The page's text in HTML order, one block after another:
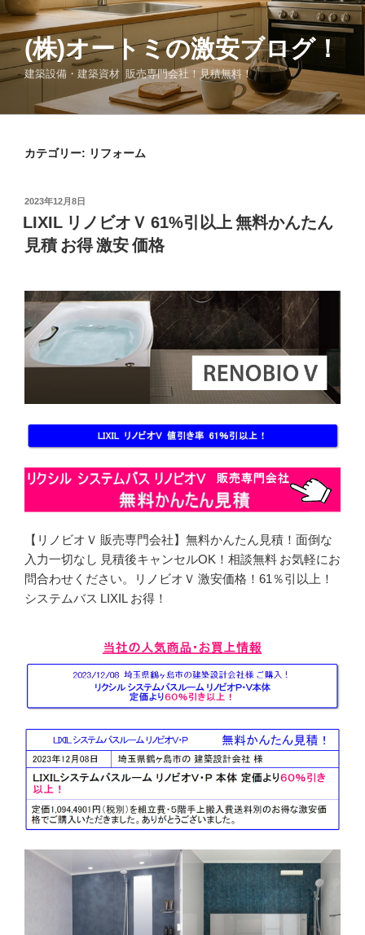
コ
ン
テ
ン
ツ
(株)オートミの激安ブログ！
建築設備・建築資材 販売専門会社！見積無料！
カテゴリー: リフォーム
投
稿
日:
2023年12月8日
LIXIL リノビオＶ 61%引以上 無料かんたん
見積 お得 激安 価格
【リノビオＶ 販売専門会社】無料かんたん見積！面倒な
入力一切なし 見積後キャンセルOK！相談無料 お気軽にお
問合わせください。リノビオＶ 激安価格！61％引以上！
システムバス LIXIL お得！